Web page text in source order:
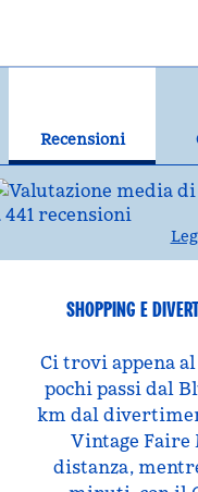
Recensioni
SHOPPING E
Ci trovi appena
pochi passi dal
km dal
Vintage
distanza,